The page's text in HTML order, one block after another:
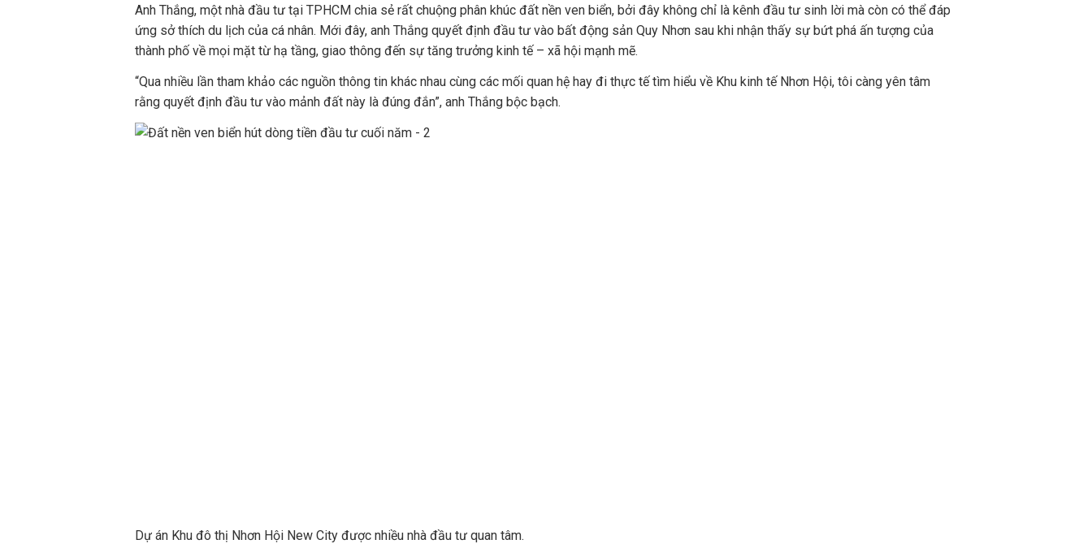
Anh Thắng, một nhà đầu tư tại TPHCM chia sẻ rất chuộng phân khúc đất nền ven biển, bởi đây không chỉ là kênh đầu tư sinh lời mà còn có thể đáp
ứng sở thích du lịch của cá nhân. Mới đây, anh Thắng quyết định đầu tư vào bất động sản Quy Nhơn sau khi nhận thấy sự bứt phá ấn tượng của
thành phố về mọi mặt từ hạ tầng, giao thông đến sự tăng trưởng kinh tế – xã hội mạnh mẽ.
“Qua nhiều lần tham khảo các nguồn thông tin khác nhau cùng các mối quan hệ hay đi thực tế tìm hiểu về Khu kinh tế Nhơn Hội, tôi càng yên tâm
rằng quyết định đầu tư vào mảnh đất này là đúng đắn”, anh Thắng bộc bạch.
Dự án Khu đô thị Nhơn Hội New City được nhiều nhà đầu tư quan tâm.